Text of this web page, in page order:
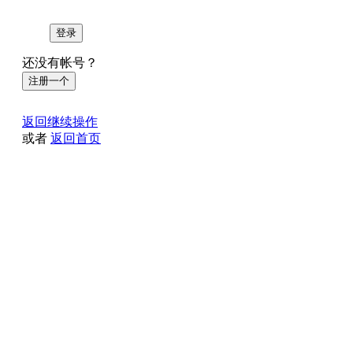
登录
还没有帐号？
注册一个
返回继续操作
或者 返回首页